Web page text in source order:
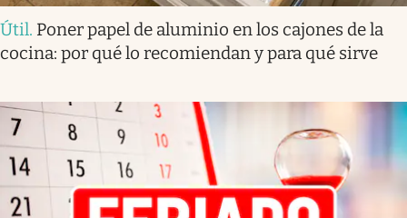
Útil. Poner papel de aluminio en los cajones de la
cocina: por qué lo recomiendan y para qué sirve